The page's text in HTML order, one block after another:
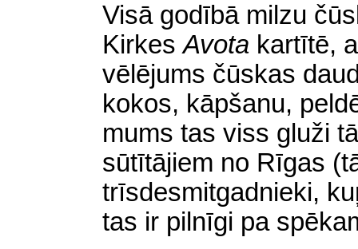
Visā godībā milzu
KirkesAvota kartītē,
vēlējums čūskas
kokos, kāpšanu,
mums tas viss gluži
sūtītājiem no Rīgas
trīsdesmitgadnieki,
tas ir pilnīgi pa